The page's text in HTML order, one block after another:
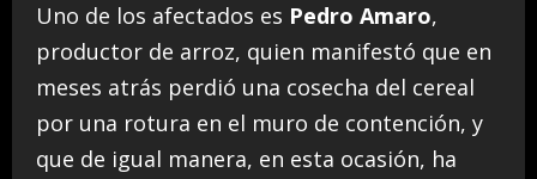
Uno de los afectados es Pedro Amaro,
productor de arroz, quien manifestó que en
meses atrás perdió una cosecha del cereal
por una rotura en el muro de contención, y
que de igual manera, en esta ocasión, ha